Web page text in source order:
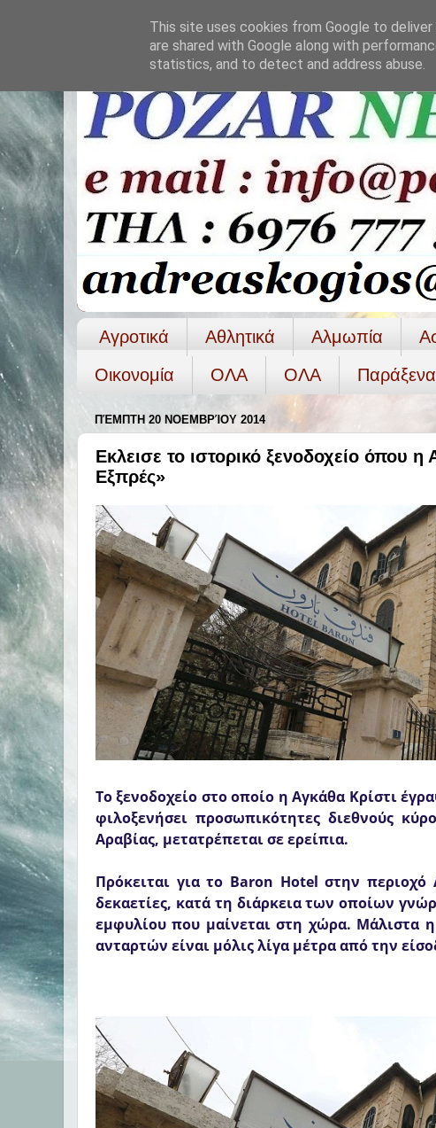
Αγροτικά Αθλητικά Αλμωπία
Οικονομία
ΟΛΑ ΟΛA Παράξενα
ΠΈΜΠΤΗ 20 ΝΟΕΜΒΡΊΟΥ 2014
Εκλεισε το ιστορικό ξενοδοχείο όπου
Εξπρές»
Το ξενοδοχείο στο οποίο η Αγκάθα Κρίστι
φιλοξενήσει προσωπικότητες διεθνούς
Αραβίας, μετατρέπεται σε ερείπια.
Πρόκειται για το Baron Hotel στην
δεκαετίες, κατά τη διάρκεια των οποίων
εμφυλίου που μαίνεται στη χώρα. Μάλιστα
ανταρτών είναι μόλις λίγα μέτρα από την
This site uses cookies from Google to
are shared with Google along with
statistics, and to detect and address abuse.